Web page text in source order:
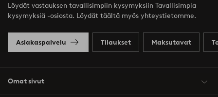
Löydät vastauksen tavallisimpiin kysymyksiin Tavallisimpia
kysymyksiä -osiosta. Löydät täältä myös yhteystietomme.
Asiakaspalvelu Tilaukset Maksutavat
Omat sivut